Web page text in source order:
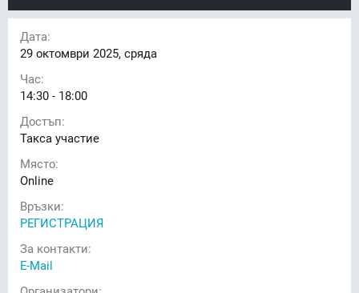
Дата:
29 октомври 2025, сряда
Час:
14:30 - 18:00
Достъп:
Такса участие
Място:
Online
Връзки:
РЕГИСТРАЦИЯ
За контакти:
E-Mail